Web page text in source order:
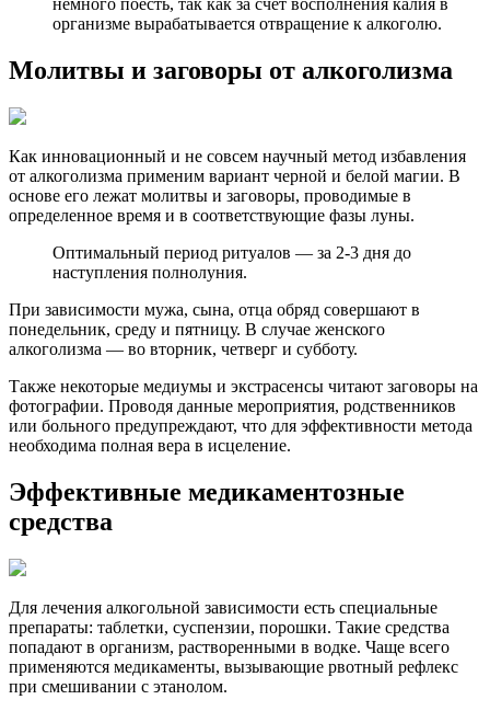
немного поесть, так как за счет восполнения калия в
организме вырабатывается отвращение к алкоголю.
Молитвы и заговоры от алкоголизма
Как инновационный и не совсем научный метод избавления
от алкоголизма применим вариант черной и белой магии. В
основе его лежат молитвы и заговоры, проводимые в
определенное время и в соответствующие фазы луны.
Оптимальный период ритуалов — за 2-3 дня до
наступления полнолуния.
При зависимости мужа, сына, отца обряд совершают в
понедельник, среду и пятницу. В случае женского
алкоголизма — во вторник, четверг и субботу.
Также некоторые медиумы и экстрасенсы читают заговоры на
фотографии. Проводя данные мероприятия, родственников
или больного предупреждают, что для эффективности метода
необходима полная вера в исцеление.
Эффективные медикаментозные
средства
Для лечения алкогольной зависимости есть специальные
препараты: таблетки, суспензии, порошки. Такие средства
попадают в организм, растворенными в водке. Чаще всего
применяются медикаменты, вызывающие рвотный рефлекс
при смешивании с этанолом.